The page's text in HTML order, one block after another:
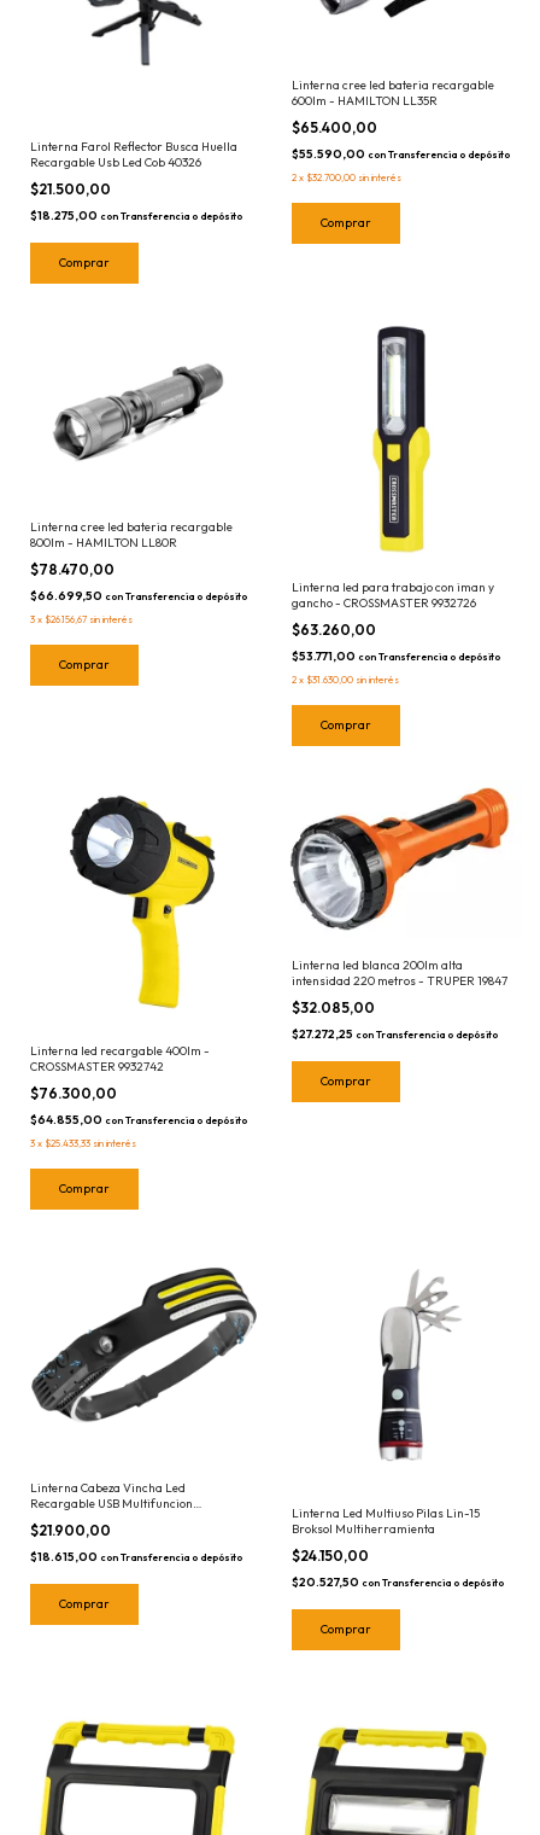
Linterna Farol Reflector Busca Huella
Recargable Usb Led Cob 40326
$21.500,00
$18.275,00 con Transferencia o depósito
Linterna cree led bateria recargable
600lm - HAMILTON LL35R
$65.400,00
$55.590,00 con Transferencia o depósito
2 x $32.700,00 sin interés
Linterna cree led bateria recargable
800lm - HAMILTON LL80R
$78.470,00
$66.699,50 con Transferencia o depósito
3 x $26.156,67 sin interés
Linterna led para trabajo con iman y
gancho - CROSSMASTER 9932726
$63.260,00
$53.771,00 con Transferencia o depósito
2 x $31.630,00 sin interés
Linterna led recargable 400lm -
CROSSMASTER 9932742
$76.300,00
$64.855,00 con Transferencia o depósito
3 x $25.433,33 sin interés
Linterna led blanca 200lm alta
intensidad 220 metros - TRUPER 19847
$32.085,00
$27.272,25 con Transferencia o depósito
Linterna Cabeza Vincha Led
Recargable USB Multifuncion
Ruhlmann RU26701 Minera
$21.900,00
$18.615,00 con Transferencia o depósito
Linterna Led Multiuso Pilas Lin-15
Broksol Multiherramienta
$24.150,00
$20.527,50 con Transferencia o depósito